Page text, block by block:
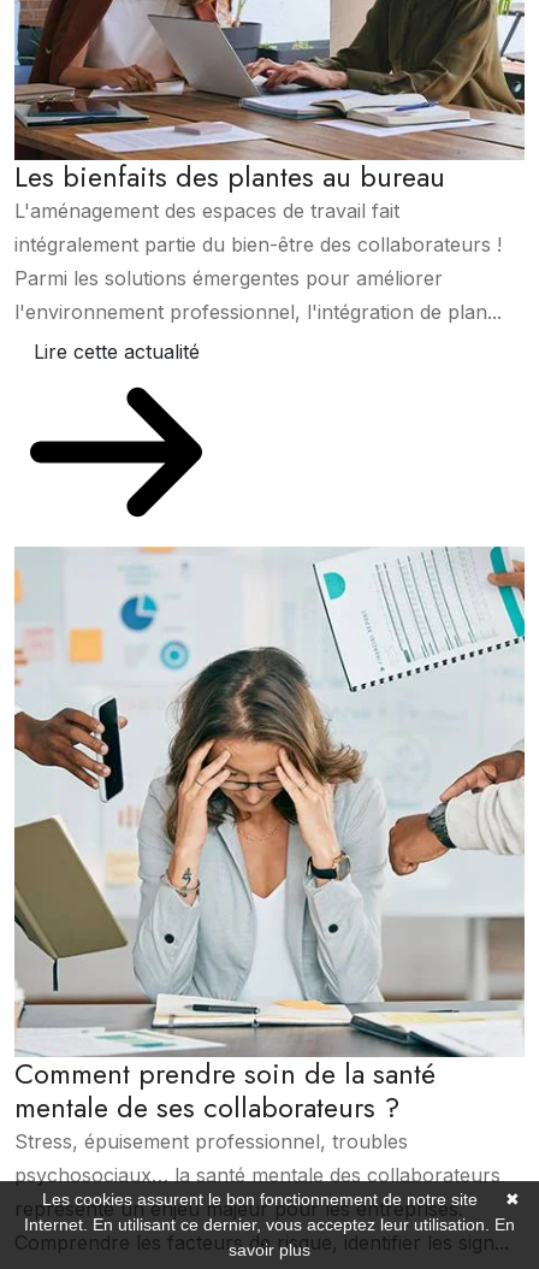
Les bienfaits des plantes au bureau
L'aménagement des espaces de travail fait
intégralement partie du bien-être des collaborateurs !
Parmi les solutions émergentes pour améliorer
l'environnement professionnel, l'intégration de plan...
Lire cette actualité
Comment prendre soin de la santé
mentale de ses collaborateurs ?
Stress, épuisement professionnel, troubles
psychosociaux… la santé mentale des collaborateurs
représente un enjeu majeur pour les entreprises.
Comprendre les facteurs de risque, identifier les sign...
✖
Les cookies assurent le bon fonctionnement de notre site
Internet. En utilisant ce dernier, vous acceptez leur utilisation. En
savoir plus